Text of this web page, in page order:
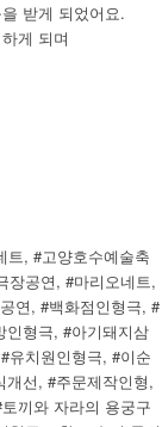
받게 되었어요.
게 되며
트, #고양호수예술축
장공연, #마리오네트,
연, #백화점인형극, #
인형극, #아기돼지삼
유치원인형극, #이순
선, #주문제작인형,
끼와 자라의 용궁구